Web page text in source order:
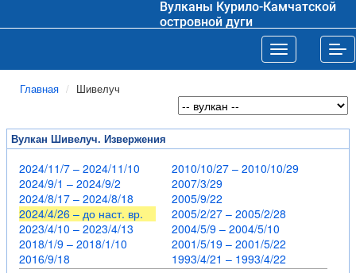
Вулканы Курило-Камчатской
островной дуги
Toggle
Главная Шивелуч
Вулкан Шивелуч. Извержения
2024/11/7 – 2024/11/10
2024/9/1 – 2024/9/2
2024/8/17 – 2024/8/18
2024/4/26 – до наст. вр.
2023/4/10 – 2023/4/13
2018/1/9 – 2018/1/10
2016/9/18
2010/10/27 – 2010/10/29
2007/3/29
2005/9/22
2005/2/27 – 2005/2/28
2004/5/9 – 2004/5/10
2001/5/19 – 2001/5/22
1993/4/21 – 1993/4/22